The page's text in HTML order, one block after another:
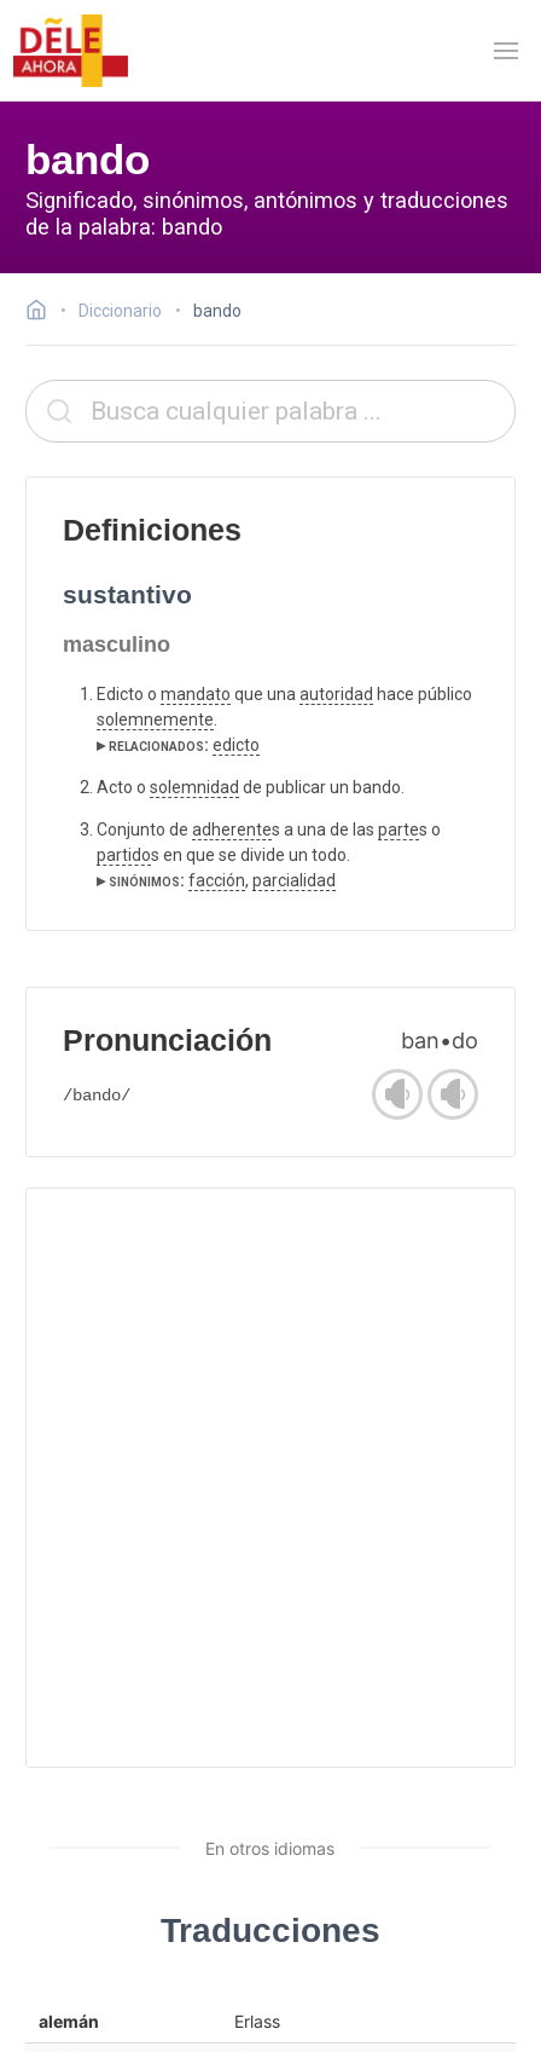
bando
Significado, sinónimos, antónimos y traducciones
de la palabra: bando
Diccionario bando
Definiciones
sustantivo
masculino
Edicto o mandato que una autoridad hace público
solemnemente
▸ relacionados: edicto
Acto o solemnidad de publicar un bando.
Conjunto de adherentes a una de las partes o
partidos en que se divide un todo.
▸ sinónimos: facción, parcialidad
Pronunciación ban•do
/bando/
En otros idiomas
Traducciones
alemán Erlass